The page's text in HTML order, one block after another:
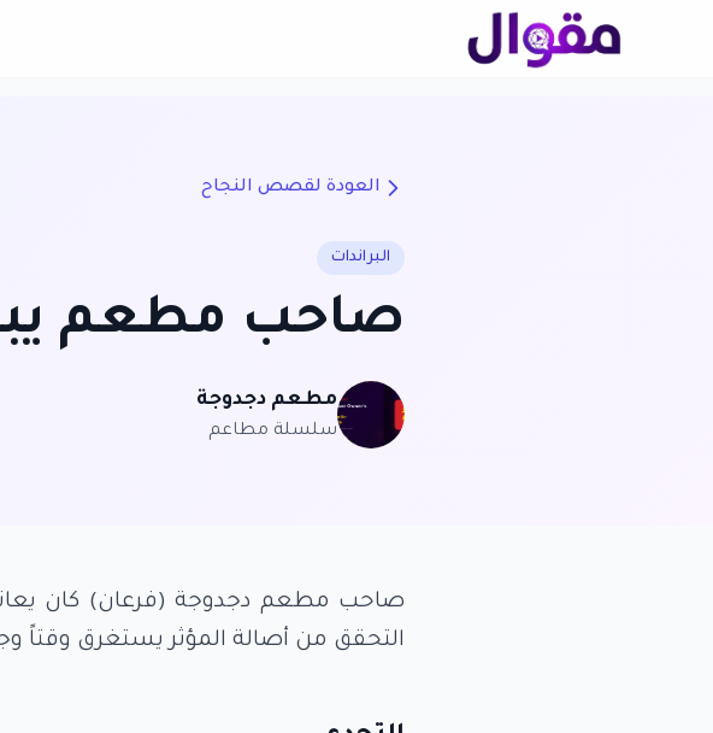
العودة لقصص النجاح
البراندات
صاحب مطعم
مطعم دجدوجة
سلسلة مطاعم
صاحب مطعم دجدوجة (فرعان) كان
التحقق من أصالة المؤثر يستغرق وقتاً